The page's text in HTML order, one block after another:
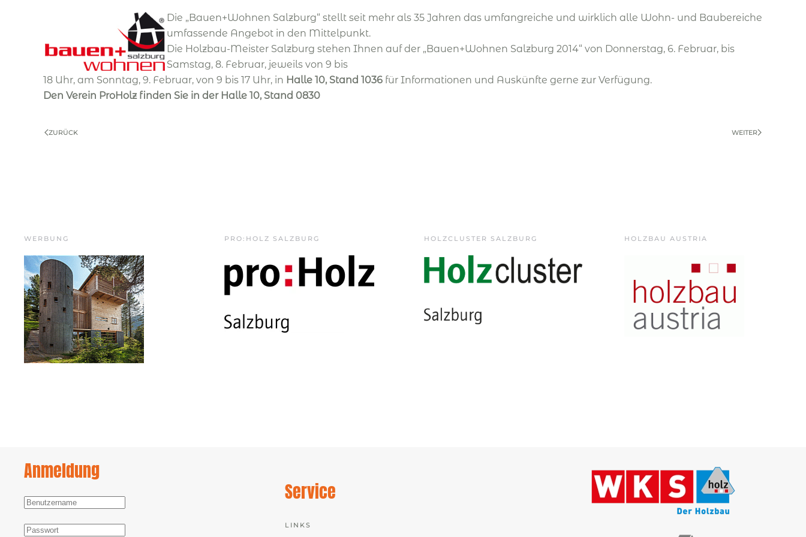
Die „Bauen+Wohnen Salzburg“ stellt seit mehr als 35 Jahren das umfangreiche und wirklich alle Wohn- und Baubereiche
umfassende Angebot in den Mittelpunkt.
Die Holzbau-Meister Salzburg stehen Ihnen auf der „Bauen+Wohnen Salzburg 2014“ von Donnerstag, 6. Februar, bis
Samstag, 8. Februar, jeweils von 9 bis
18 Uhr, am Sonntag, 9. Februar, von 9 bis 17 Uhr, in Halle 10, Stand 1036 für Informationen und Auskünfte gerne zur Verfügung.
Den Verein ProHolz finden Sie in der Halle 10, Stand 0830
ZURÜCK WEITER
WERBUNG PRO:HOLZ SALZBURG HOLZCLUSTER SALZBURG HOLZBAU AUSTRIA
Anmeldung
Service
LINKS